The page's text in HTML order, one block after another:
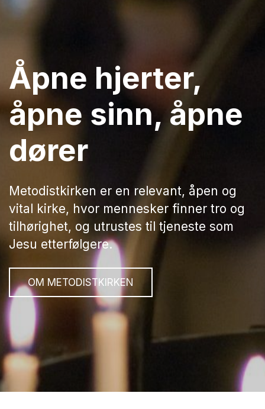
Åpne hjerter,
åpne sinn, åpne
dører
Metodistkirken er en relevant, åpen og
vital kirke, hvor mennesker finner tro og
tilhørighet, og utrustes til tjeneste som
Jesu etterfølgere.
OM METODISTKIRKEN